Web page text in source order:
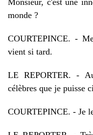
Monsieur, c'est une
monde ?
COURTEPINCE. -
vient si tard.
LE REPORTER. -
célèbres que je puisse
COURTEPINCE. - Je